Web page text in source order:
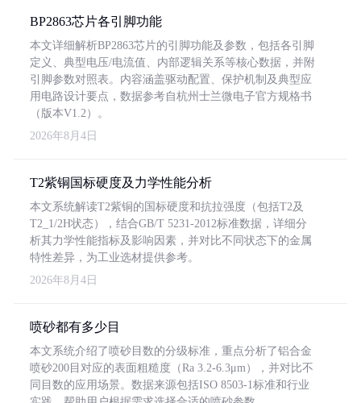
BP2863芯片各引脚功能
本文详细解析BP2863芯片的引脚功能及参数，包括各引脚
定义、典型电压/电流值、内部逻辑关系等核心数据，并附
引脚参数对照表。内容涵盖驱动配置、保护机制及典型应
用电路设计要点，数据参考自杭州士兰微电子官方规格书
（版本V1.2）。
2026年8月4日
T2紫铜国标硬度及力学性能分析
本文系统解读T2紫铜的国标硬度和抗拉强度（包括T2及
T2_1/2H状态），结合GB/T 5231-2012标准数据，详细分
析其力学性能指标及影响因素，并对比不同状态下的金属
特性差异，为工业选材提供参考。
2026年8月4日
喷砂都有多少目
本文系统介绍了喷砂目数的分级标准，重点分析了铝合金
喷砂200目对应的表面粗糙度（Ra 3.2-6.3μm），并对比不
同目数的应用场景。数据来源包括ISO 8503-1标准和行业